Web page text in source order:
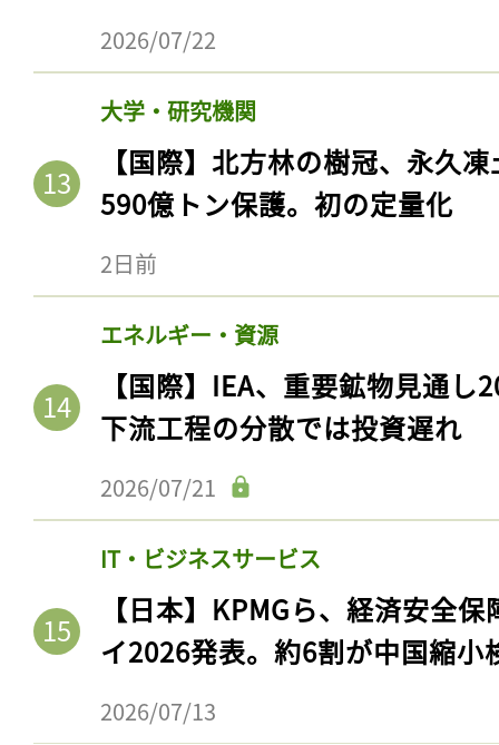
2026/07/22
大学・研究機関
【国際】北方林の樹冠、永久
590億トン保護。初の定量化
2日前
エネルギー・資源
【国際】IEA、重要鉱物見通
下流工程の分散では投資遅れ
2026/07/21
IT・ビジネスサービス
【日本】KPMGら、経済安全
イ2026発表。約6割が中国縮小
2026/07/13
記事をお気に入りに
ログインが必